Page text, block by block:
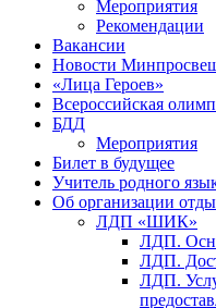
Мероприятия
Рекомендации
Вакансии
Новости
«Лица Героев»
Всероссийская
БДД
Мероприятия
Билет в будущее
Учитель родного
Об организации
ЛДП «ШИК»
ЛДП.
ЛДП.
ЛДП.